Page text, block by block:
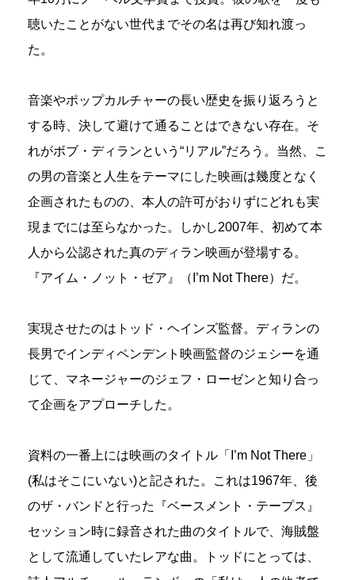
聴いたことがない世代までその名は再び知れ渡っ
た。
音楽やポップカルチャーの長い歴史を振り返ろうと
する時、決して避けて通ることはできない存在。そ
れがボブ・ディランという“リアル”だろう。当然、こ
の男の音楽と人生をテーマにした映画は幾度となく
企画されたものの、本人の許可がおりずにどれも実
現までには至らなかった。しかし2007年、初めて本
人から公認された真のディラン映画が登場する。
『アイム・ノット・ゼア』（I’m Not There）だ。
実現させたのはトッド・ヘインズ監督。ディランの
長男でインディペンデント映画監督のジェシーを通
じて、マネージャーのジェフ・ローゼンと知り合っ
て企画をアプローチした。
資料の一番上には映画のタイトル「I’m Not There」
(私はそこにいない)と記された。これは1967年、後
のザ・バンドと行った『ベースメント・テープス』
セッション時に録音された曲のタイトルで、海賊盤
として流通していたレアな曲。トッドにとっては、